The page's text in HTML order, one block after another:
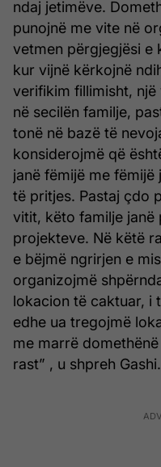
ndaj jetimëve.
punojnë me vite në
vetmen përgjegjësi e
kur vijnë kërkojnë
verifikim fillimisht,
në secilën familje,
tonë në bazë të
konsiderojmë që
janë fëmijë me
të pritjes. Pastaj çdo
vitit, këto familje
projekteve. Në këtë
e bëjmë ngrirjen e
organizojmë
lokacion të caktuar, i
edhe ua tregojmë
me marrë
rast” , u shpreh Gashi.